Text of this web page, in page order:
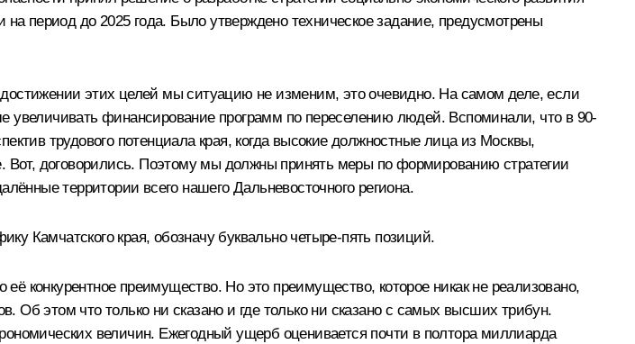
на период до 2025 года. Было утверждено техническое задание, предусмотрены
этих целей мы ситуацию не изменим, это очевидно. На самом деле, если
финансирование программ по переселению людей. Вспоминали, что в 90-
трудового потенциала края, когда высокие должностные лица из Москвы,
Вот, договорились. Поэтому мы должны принять меры по формированию стратегии
территории всего нашего Дальневосточного региона.
Камчатского края, обозначу буквально четыре-пять позиций.
конкурентное преимущество. Но это преимущество, которое никак не реализовано,
Об этом что только ни сказано и где только ни сказано с самых высших трибун.
величин. Ежегодный ущерб оценивается почти в полтора миллиарда